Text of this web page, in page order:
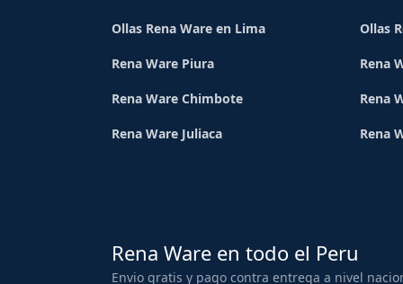
Ollas Rena Ware en Lima Ollas
Rena Ware Piura Rena
Rena Ware Chimbote Rena
Rena Ware Juliaca Rena
Rena Ware en todo el Peru
Envio gratis y pago contra entrega a nivel